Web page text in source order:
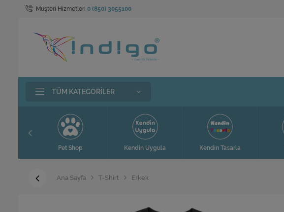
Müşteri Hizmetleri 0 (850) 3055100
TÜM KATEGORILER
Pet Shop Kendin Uygula Kendin Tasarla
Ana Sayfa T-Shirt Erkek